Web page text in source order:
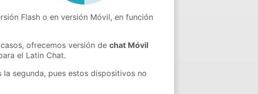
Flash o en versión Móvil, en función
ofrecemos versión dechat Móvil
el Latin Chat.
segunda, pues estos dispositivos no